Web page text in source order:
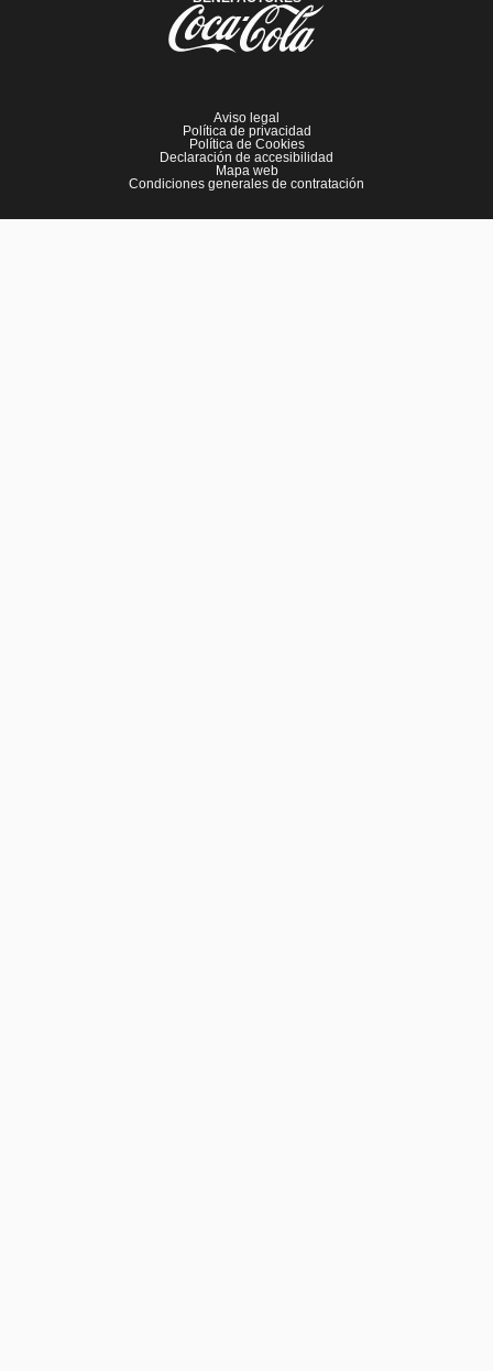
Aviso legal
Política de privacidad
Política de Cookies
Declaración de accesibilidad
Mapa web
Condiciones generales de contratación